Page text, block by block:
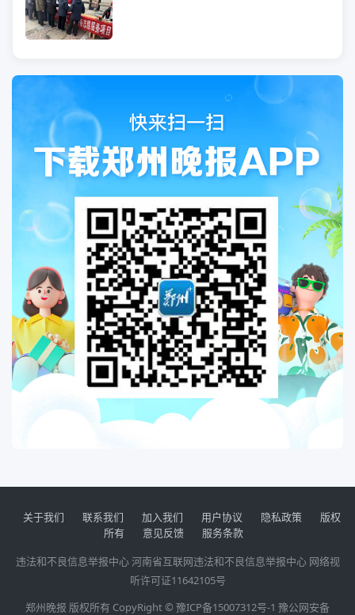
关于我们 联系我们 加入我们 用户协议 隐私政策
版权
所有
意见反馈
服务条款
违法和不良信息举报中心河南省互联网违法和不良信息举报中心 网络视
听许可证11642105号
郑州晚报 版权所有 CopyRight © 豫ICP备15007312号-1 豫公网安备